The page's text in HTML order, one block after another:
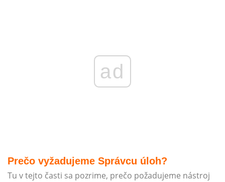
ad
Prečo vyžadujeme Správcu úloh?
Tu v tejto časti sa pozrime, prečo požadujeme nástroj